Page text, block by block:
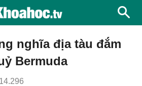
nghĩa địa tàu đắm
Bermuda
14.296